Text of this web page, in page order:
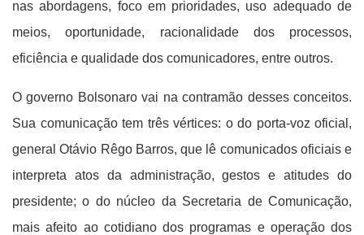
nas abordagens, foco em prioridades, uso adequado de
meios, oportunidade, racionalidade dos processos,
eficiência e qualidade dos comunicadores, entre outros.
O governo Bolsonaro vai na contramão desses conceitos.
Sua comunicação tem três vértices: o do porta-voz oficial,
general Otávio Rêgo Barros, que lê comunicados oficiais e
interpreta atos da administração, gestos e atitudes do
presidente; o do núcleo da Secretaria de Comunicação,
mais afeito ao cotidiano dos programas e operação dos